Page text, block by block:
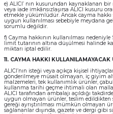
e) ALICI’ nın kusurundan kaynaklanan
veya iade imkânsızlaşırsa ALICI kusuru
etmekle yükümlüdür. Ancak cayma
uygun kullanılması sebebiyle meydana
sorumlu değildir.
f) Cayma hakkının kullanılması
limit tutarının altına düşülmesi halinde
miktarı iptal edilir.
11. CAYMA HAKKI KULLANILAMAYACAK
ALICI’nın isteği veya açıkça kişisel
gönderilmeye müsait olmayan, iç giyim
malzemeleri, tek kullanımlık ürünler,
kullanma tarihi geçme ihtimali olan
ALICI tarafından ambalajı açıldığı
uygun olmayan ürünler, teslim edildikten
gereği ayrıştırılması mümkün olmayan
sağlananlar dışında, gazete ve dergi gibi